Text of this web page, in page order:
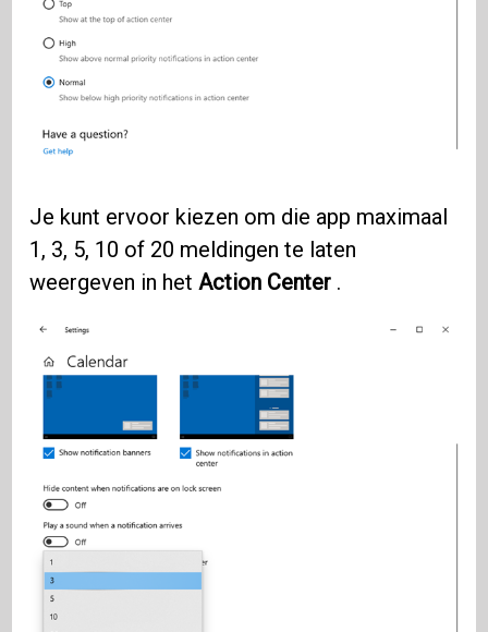
Je kunt ervoor kiezen om die app maximaal
1, 3, 5, 10 of 20 meldingen te laten
weergeven in het Action Center .